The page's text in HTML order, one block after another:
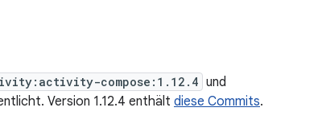
compose:1.12.4 und
Version 1.12.4 enthält diese Commits.